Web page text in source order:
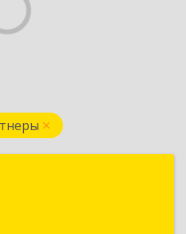
ул. J.Galvydzio , д.5